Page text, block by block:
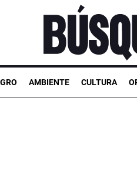
AMBIENTE CULTURA